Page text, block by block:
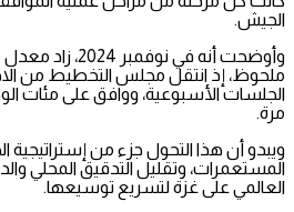
الجيش.
وأوضحت أنه في
ملحوظ، إذ انتقل مجلس التخطيط من
الجلسات الأسبوعية، ووافق على مئات
مرة.
ويبدو أن هذا التحول جزء من
المستعمرات، وتقليل التدقيق المحلي
العالمي على غزة لتسريع توسيعها.